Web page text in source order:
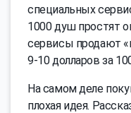
специальных
1000 душ простят
сервисы продают
9-10 долларов за
На самом деле
плохая идея.